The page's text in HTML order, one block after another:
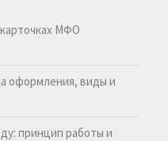
МФО
оформления, виды и
принцип работы и